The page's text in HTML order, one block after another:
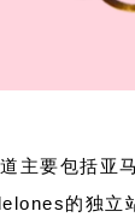
主要包括亚
的独立